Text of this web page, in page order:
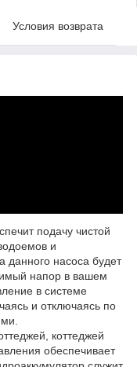
Условия возврата
подачу чистой
и
данного насоса будет
напор в вашем
в системе
и отключаясь по
коттеджей
обеспечивает